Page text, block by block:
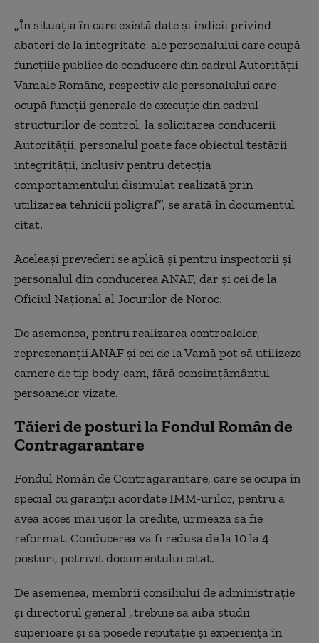
„În situația în care există date și indicii privind
abateri de la integritate ale personalului care ocupă
funcțiile publice de conducere din cadrul Autorității
Vamale Române, respectiv ale personalului care
ocupă funcții generale de execuție din cadrul
structurilor de control, la solicitarea conducerii
Autorității, personalul poate face obiectul testării
integrității, inclusiv pentru detecția
comportamentului disimulat realizată prin
utilizarea tehnicii poligraf”, se arată în documentul
citat.
Aceleași prevederi se aplică și pentru inspectorii și
personalul din conducerea ANAF, dar și cei de la
Oficiul Național al Jocurilor de Noroc.
De asemenea, pentru realizarea controalelor,
reprezenanții ANAF și cei de la Vamă pot să utilizeze
camere de tip body-cam, fără consimțământul
persoanelor vizate.
Tăieri de posturi la Fondul Român de
Contragarantare
Fondul Român de Contragarantare, care se ocupă în
special cu garanții acordate IMM-urilor, pentru a
avea acces mai ușor la credite, urmează să fie
reformat. Conducerea va fi redusă de la 10 la 4
posturi, potrivit documentului citat.
De asemenea, membrii consiliului de administrație
şi directorul general „trebuie să aibă studii
superioare şi să posede reputaţie şi experienţă în